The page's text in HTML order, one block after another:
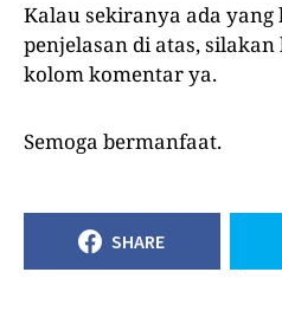
Kalau sekiranya ada
penjelasan di atas,
kolom komentar ya.
Semoga bermanfaat.
SHARE